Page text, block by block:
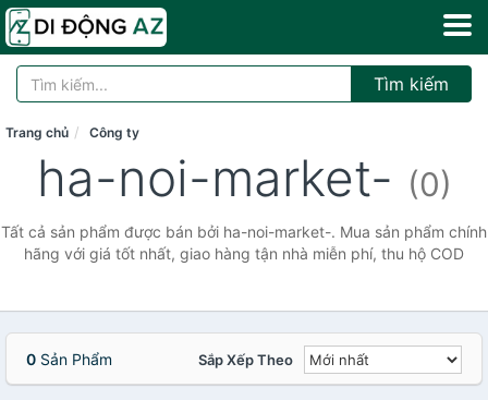
Tìm kiếm
Trang chủ Công ty
ha-noi-market- (0)
Tất cả sản phẩm được bán bởi ha-noi-market-. Mua sản phẩm chính
hãng với giá tốt nhất, giao hàng tận nhà miễn phí, thu hộ COD
0 Sản Phẩm Sắp Xếp Theo